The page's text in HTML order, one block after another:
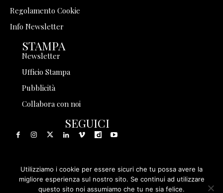
Regolamento Cookie
Info Newsletter
STAMPA
Newsletter
Ufficio Stampa
Pubblicità
Collabora con noi
SEGUICI
© 1999 - 2025 Storia in Rete Srl - Tutti i diritti riservati - P.
IVA 08570971005
Utilizziamo i cookie per essere sicuri che tu possa avere la
migliore esperienza sul nostro sito. Se continui ad utilizzare
questo sito noi assumiamo che tu ne sia felice.